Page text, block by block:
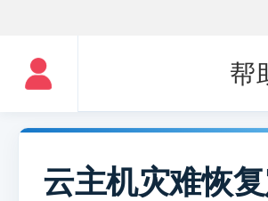
帮
云主机灾难恢